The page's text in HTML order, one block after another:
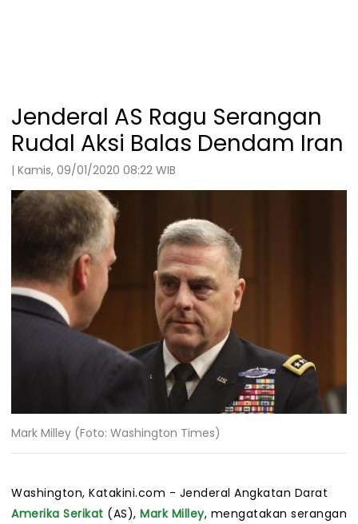
Jenderal AS Ragu Serangan
Rudal Aksi Balas Dendam Iran
| Kamis, 09/01/2020 08:22 WIB
Mark Milley (Foto: Washington Times)
Washington, Katakini.com - Jenderal Angkatan Darat
Amerika Serikat (AS), Mark Milley, mengatakan serangan